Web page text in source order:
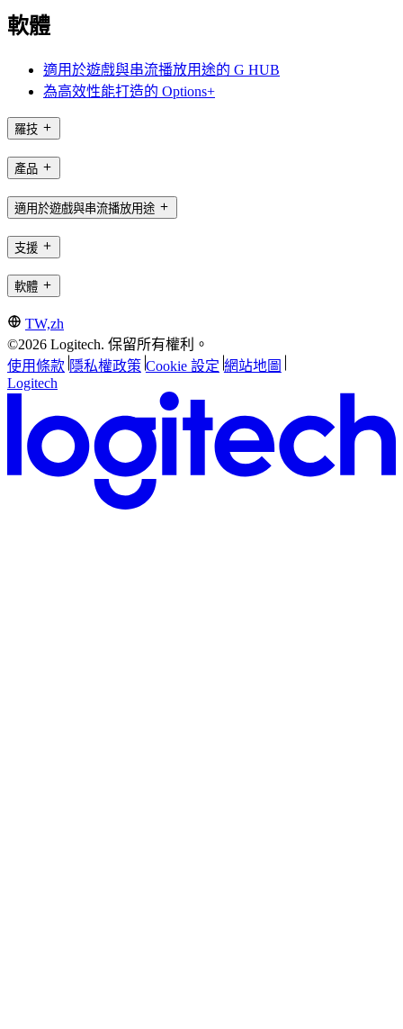
軟體
適用於遊戲與串流播放用途的 G HUB
為高效性能打造的 Options+
羅技
產品
適用於遊戲與串流播放用途
支援
軟體
TW,zh
©2026 Logitech. 保留所有權利。
使用條款 隱私權政策 Cookie 設定 網站地圖
Logitech